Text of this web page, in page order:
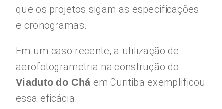
que os projetos sigam as especificações
e cronogramas.
Em um caso recente, a utilização de
aerofotogrametria na construção do
Viaduto do Chá em Curitiba exemplificou
essa eficácia.